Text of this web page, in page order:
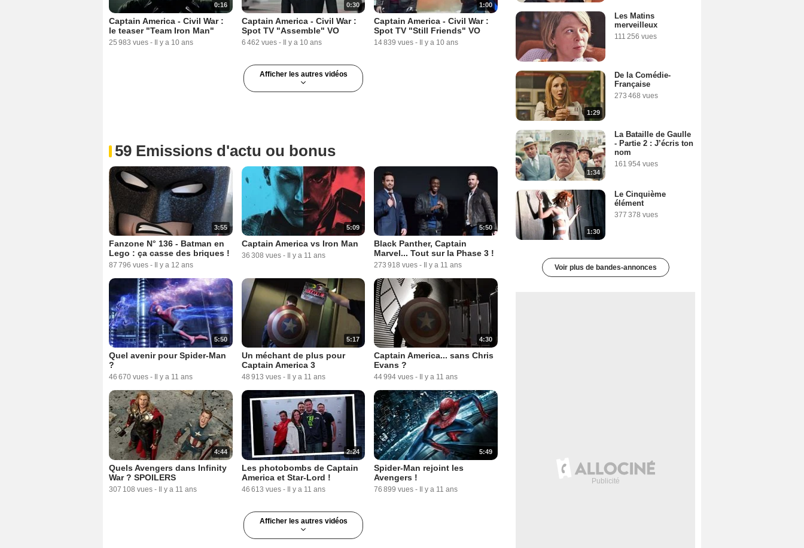
0:16
Captain America - Civil War :
le teaser "Team Iron Man"
25 983 vues - Il y a 10 ans
0:30
Captain America - Civil War :
Spot TV "Assemble" VO
6 462 vues - Il y a 10 ans
1:00
Captain America - Civil War :
Spot TV "Still Friends" VO
14 839 vues - Il y a 10 ans
Afficher les autres vidéos
0:31
Captain America - Civil War :
Spot TV "The Safest Hands"
VO
4 697 vues -Il y a 10 ans
0:30
Captain America - Civil War :
Spot TV VO
11 960 vues -Il y a 10 ans
Captain America - Civil War :
Teaser "The Past is Prelude"
VO
20 563 vues Il y a 10 ans
59 Emissions d'actu ou bonus
3:55
Fanzone N° 136 - Batman en
Lego : ça casse des briques !
87 796 vues - Il y a 12 ans
5:09
Captain America vs Iron Man
36 308 vues - Il y a 11 ans
5:50
Black Panther, Captain
Marvel... Tout sur la Phase 3 !
273 918 vues - Il y a 11 ans
5:50
Quel avenir pour Spider-Man
?
46 670 vues - Il y a 11 ans
5:17
Un méchant de plus pour
Captain America 3
48 913 vues - Il y a 11 ans
4:30
Captain America... sans Chris
Evans ?
44 994 vues - Il y a 11 ans
4:44
Quels Avengers dans Infinity
War ? SPOILERS
307 108 vues - Il y a 11 ans
2:24
Les photobombs de Captain
America et Star-Lord !
46 613 vues - Il y a 11 ans
5:49
Spider-Man rejoint les
Avengers !
76 899 vues - Il y a 11 ans
Afficher les autres vidéos
Les Matins
merveilleux
111 256 vues
1:29
De la Comédie-
Française
273 468 vues
1:34
La Bataille de Gaulle
- Partie 2 : J’écris ton
nom
161 954 vues
1:30
Le Cinquième
élément
377 378 vues
Voir plus de bandes-annonces